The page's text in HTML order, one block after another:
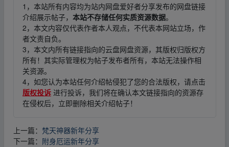
1，本站所有内容均为站内网盘爱好者分享发布的网盘链接
介绍展示帖子， 本站不存储任何实质资源数据。
2，本文内容仅代表作者本人观点，不代表本网站立场，作
者文责自负。
3，本文内所有链接指向的云盘网盘资源，其版权归版权方
所有！其实际管理权为帖子发布者所有，本站无法操作相
关资源。
4，如您认为本站任何介绍帖侵犯了您的合法版权，请点击
版权投诉 进行投诉，我们将在确认本文链接指向的资源存
在侵权后，立即删除相关介绍帖子！
上一篇： 梵天神器新年分享
下一篇： 附身厄运新年分享